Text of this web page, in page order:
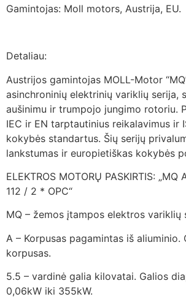
Gamintojas: Moll motors, Austrija, EU.
Detaliau:
Austrijos gamintojas MOLL-Motor
asinchroninių elektrinių variklių serija,
aušinimu ir trumpojo jungimo rotoriu.
IEC ir EN tarptautinius reikalavimus ir
kokybės standartus. Šių serijų
lankstumas ir europietiškas kokybės
ELEKTROS MOTORŲ PASKIRTIS: „MQ
112 / 2 * OPC“
MQ – žemos įtampos elektros variklių
A – Korpusas pagamintas iš aliuminio.
korpusas.
5.5 – vardinė galia kilovatai. Galios
0,06kW iki 355kW.